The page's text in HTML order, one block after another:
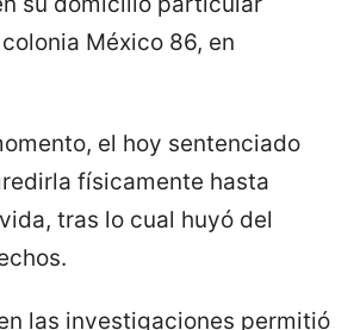
México 86, en
el hoy sentenciado
físicamente hasta
tras lo cual huyó del
las investigaciones permitió